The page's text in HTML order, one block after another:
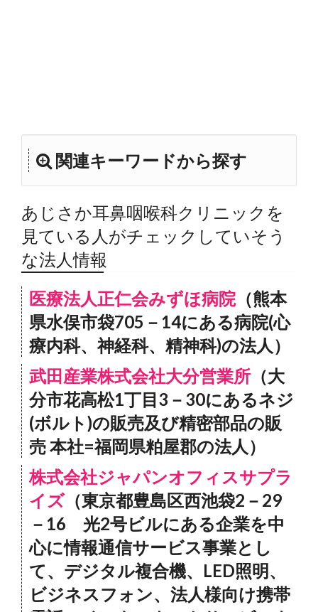
関連キーワードから探す
あじさか耳鼻咽喉科クリニックを
見ている人がチェックしていそう
な法人情報
医療法人正仁会みずほ病院（熊本
県水俣市袋705－14にある病院(心
療内科、神経科、精神科)の法人）
武田産業株式会社大分営業所 （大
分市花高松1丁目3－30にあるネジ
(ボルト)の販売及び精密部品の販
売 本社=福岡県粕屋郡の法人）
株式会社ジャパンオフィスサプラ
イズ（東京都豊島区西池袋2－29
－16 光2号ビルにある企業を中
心に情報通信サービス事業とし
て、デジタル複合機、LED照明、
ビジネスフォン、法人様向け携帯